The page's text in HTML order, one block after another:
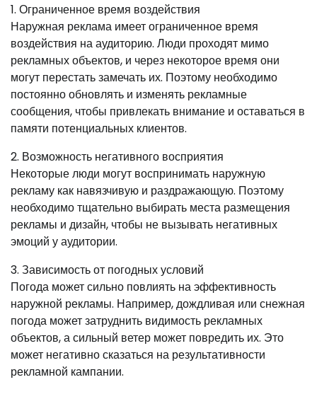
1. Ограниченное время воздействия
Наружная реклама имеет ограниченное время
воздействия на аудиторию. Люди проходят мимо
рекламных объектов, и через некоторое время они
могут перестать замечать их. Поэтому необходимо
постоянно обновлять и изменять рекламные
сообщения, чтобы привлекать внимание и оставаться в
памяти потенциальных клиентов.
2. Возможность негативного восприятия
Некоторые люди могут воспринимать наружную
рекламу как навязчивую и раздражающую. Поэтому
необходимо тщательно выбирать места размещения
рекламы и дизайн, чтобы не вызывать негативных
эмоций у аудитории.
3. Зависимость от погодных условий
Погода может сильно повлиять на эффективность
наружной рекламы. Например, дождливая или снежная
погода может затруднить видимость рекламных
объектов, а сильный ветер может повредить их. Это
может негативно сказаться на результативности
рекламной кампании.